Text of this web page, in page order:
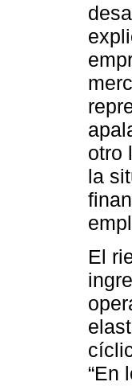
otro
la
El
“En